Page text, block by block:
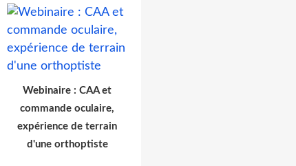
Webinaire : CAA et
commande oculaire,
expérience de terrain
d'une orthoptiste